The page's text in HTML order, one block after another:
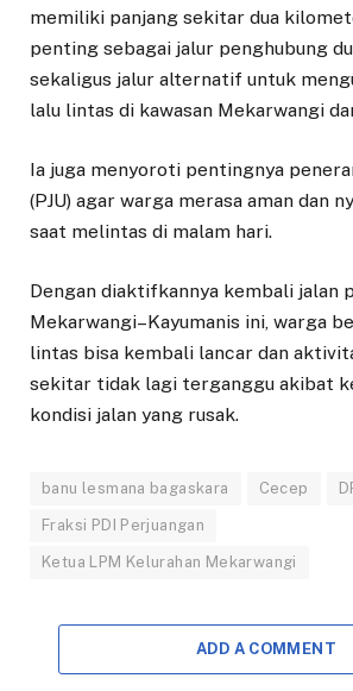
memiliki panjang sekitar dua
penting sebagai jalur penghubung
sekaligus jalur alternatif untuk
lalu lintas di kawasan Mekarwangi
Ia juga menyoroti pentingnya
(PJU) agar warga merasa aman dan
saat melintas di malam hari.
Dengan diaktifkannya kembali jalan
Mekarwangi–Kayumanis ini, warga
lintas bisa kembali lancar dan
sekitar tidak lagi terganggu akibat
kondisi jalan yang rusak.
banu lesmana bagaskara Cecep
Fraksi PDI Perjuangan
Ketua LPM Kelurahan Mekarwangi
ADD A COMMENT